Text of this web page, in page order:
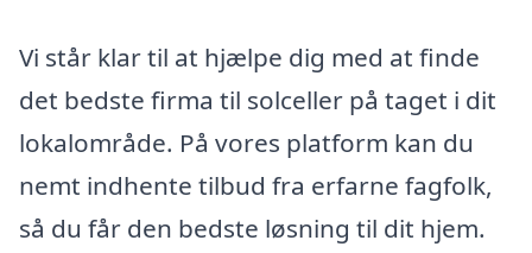
Vi står klar til at hjælpe dig med at finde
det bedste firma til solceller på taget i dit
lokalområde. På vores platform kan du
nemt indhente tilbud fra erfarne fagfolk,
så du får den bedste løsning til dit hjem.